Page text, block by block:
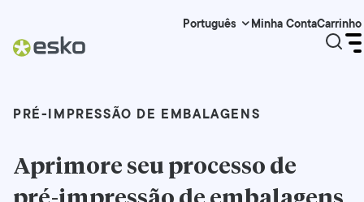
Português Minha ContaCarrinho
PRÉ-IMPRESSÃO DE EMBALAGENS
Aprimore seu processo de